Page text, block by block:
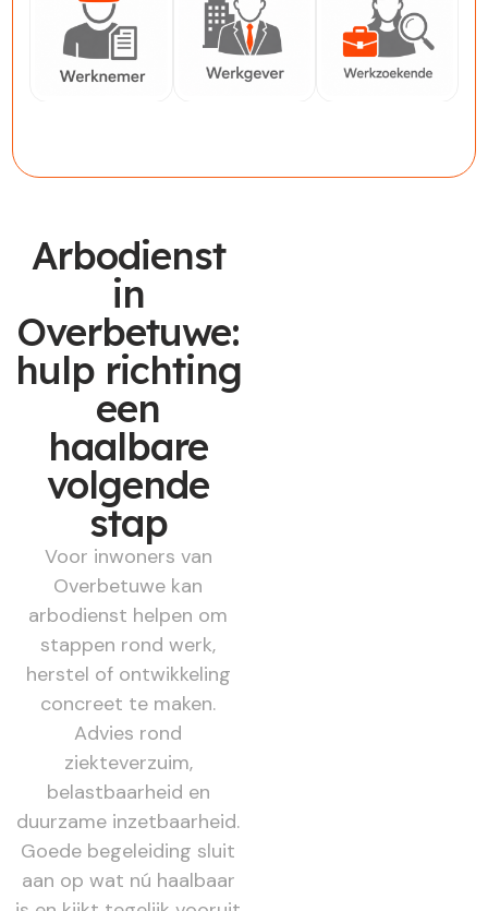
Arbodienst
in
Overbetuwe:
hulp richting
een
haalbare
volgende
stap
Voor inwoners van
Overbetuwe kan
arbodienst helpen om
stappen rond werk,
herstel of ontwikkeling
concreet te maken.
Advies rond
ziekteverzuim,
belastbaarheid en
duurzame inzetbaarheid.
Goede begeleiding sluit
aan op wat nú haalbaar